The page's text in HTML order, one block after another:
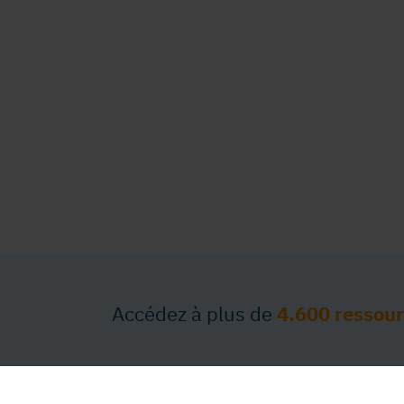
Accédez à plus de 4.600